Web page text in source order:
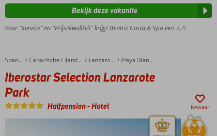
buitenzwembaden
Junior
suites
aparte
ruimtes
center is
een
aanrader
Ook
o.b.v. All
Voor “Service” en “Prijs/kwaliteit” krijgt Beatriz Costa & Spa een 7,7!
Bekijk deze vakantie
Home Spanje Canarische Eilanden Lanzarote Playa Blanca
Iberostar Selection Lanzarote Park
Iberostar Selection Lanzarote
Park
Halfpension-Hotel bewaar